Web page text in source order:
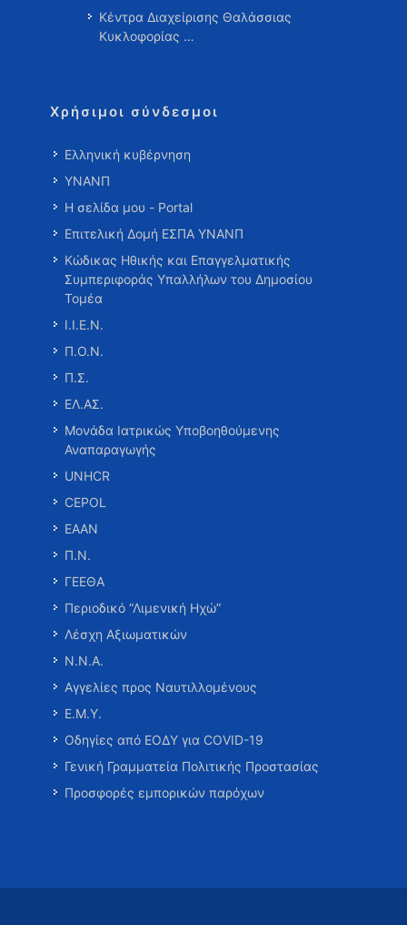
Κέντρα Διαχείρισης Θαλάσσιας
Κυκλοφορίας …
Χρήσιμοι σύνδεσμοι
Ελληνική κυβέρνηση
ΥΝΑΝΠ
Η σελίδα μου - Portal
Επιτελική Δομή ΕΣΠΑ ΥΝΑΝΠ
Κώδικας Ηθικής και Επαγγελματικής
Συμπεριφοράς Υπαλλήλων του Δημοσίου
Τομέα
Ι.Ι.Ε.Ν.
Π.Ο.Ν.
Π.Σ.
ΕΛ.ΑΣ.
Μονάδα Ιατρικώς Υποβοηθούμενης
Αναπαραγωγής
UNHCR
CEPOL
ΕΑΑΝ
Π.Ν.
ΓΕΕΘΑ
Περιοδικό “Λιμενική Ηχώ”
Λέσχη Αξιωματικών
Ν.Ν.Α.
Αγγελίες προς Ναυτιλλομένους
Ε.Μ.Υ.
Οδηγίες από ΕΟΔΥ για COVID-19
Γενική Γραμματεία Πολιτικής Προστασίας
Προσφορές εμπορικών παρόχων